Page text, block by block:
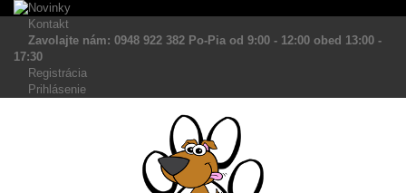
Kontakt
Zavolajte nám: 0948 922 382 Po-Pia od 9:00 - 12:00 obed 13:00 -
17:30
Registrácia
Prihlásenie